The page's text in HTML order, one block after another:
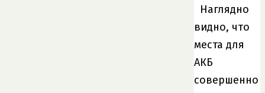
Наглядно
видно, что
места для
АКБ
совершенно